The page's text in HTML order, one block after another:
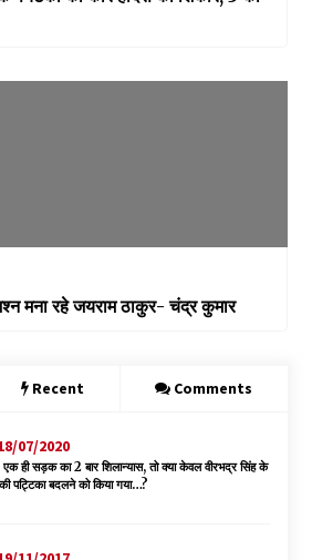
मना रहे जयराम ठाकुर- चंद्र कुमार
Recent Comments
07/2020
एक ही सड़क का 2 बार शिलान्यास, तो क्या केवल वीरभद्र सिंह के
पट्टिका बदलने को किया गया…?